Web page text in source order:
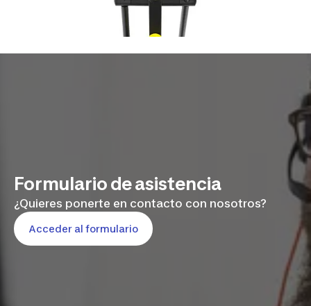
Formulario de asistencia
¿Quieres ponerte en contacto con nosotros?
Acceder al formulario